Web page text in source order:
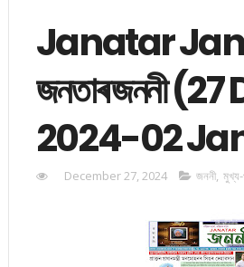
Janatar
জনতাৰ জননী
2024-02
December 27, 2024 জননী, মুখ্য-